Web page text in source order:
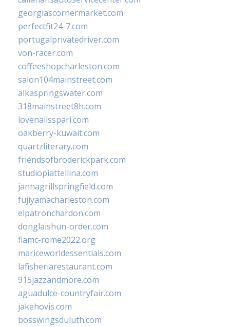
georgiascornermarket.com
perfectfit24-7.com
portugalprivatedriver.com
von-racer.com
coffeeshopcharleston.com
salon104mainstreet.com
alkaspringswater.com
318mainstreet8h.com
lovenailsspari.com
oakberry-kuwait.com
quartzliterary.com
friendsofbroderickpark.com
studiopiattellina.com
jannagrillspringfield.com
fujiyamacharleston.com
elpatronchardon.com
donglaishun-order.com
fiamc-rome2022.org
mariceworldessentials.com
lafisheriarestaurant.com
915jazzandmore.com
aguadulce-countryfair.com
jakehovis.com
bosswingsduluth.com